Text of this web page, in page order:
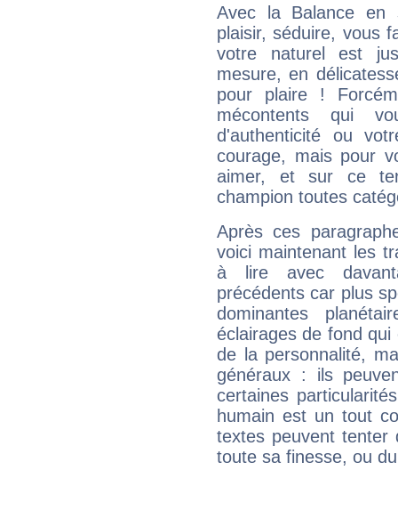
Avec la Balance en
plaisir, séduire, vous
votre naturel est
mesure, en
pour plaire !
mécontents qui
d'authenticité ou
courage, mais pour
aimer, et sur ce
champion toutes
Après ces
voici maintenant les
à lire avec
précédents car plus
dominantes
éclairages de fond
de la personnalité,
généraux : ils
certaines
humain est un tout
textes peuvent tenter
toute sa finesse, ou